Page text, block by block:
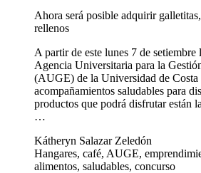
Ahora será posible adquirir
rellenos
A partir de este lunes 7 de setiembre
Agencia Universitaria para la
(AUGE) de la Universidad de Costa
acompañamientos saludables para
productos que podrá disfrutar están
…
Kátheryn Salazar Zeledón
Hangares, café, AUGE,
alimentos, saludables, concurso